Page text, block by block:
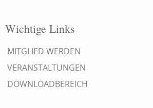
Wichtige Links
MITGLIED WERDEN
VERANSTALTUNGEN
DOWNLOADBEREICH